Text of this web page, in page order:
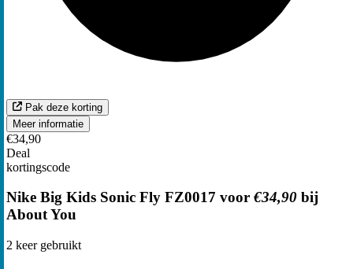
Pak deze korting
Meer informatie
€34,90
Deal
kortingscode
Nike Big Kids Sonic Fly FZ0017 voor €34,90 bij
About You
2 keer gebruikt